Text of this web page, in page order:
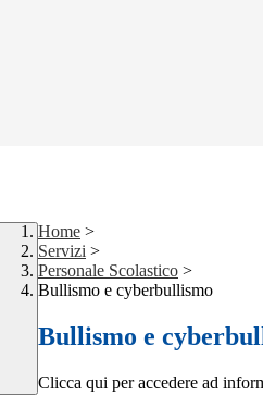
Home >
Servizi >
Personale Scolastico >
Bullismo e cyberbullismo
Bullismo e
Clicca qui per accedere ad